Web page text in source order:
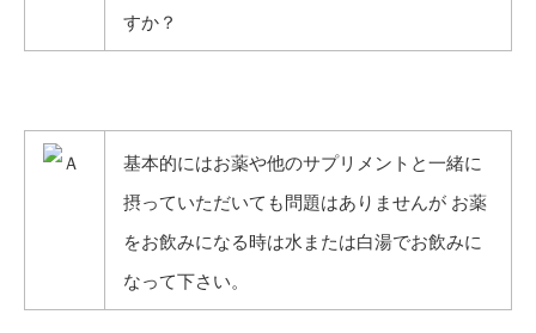
すか？
基本的にはお薬や他のサプリメントと一緒に
摂っていただいても問題はありませんが お薬
をお飲みになる時は水または白湯でお飲みに
なって下さい。